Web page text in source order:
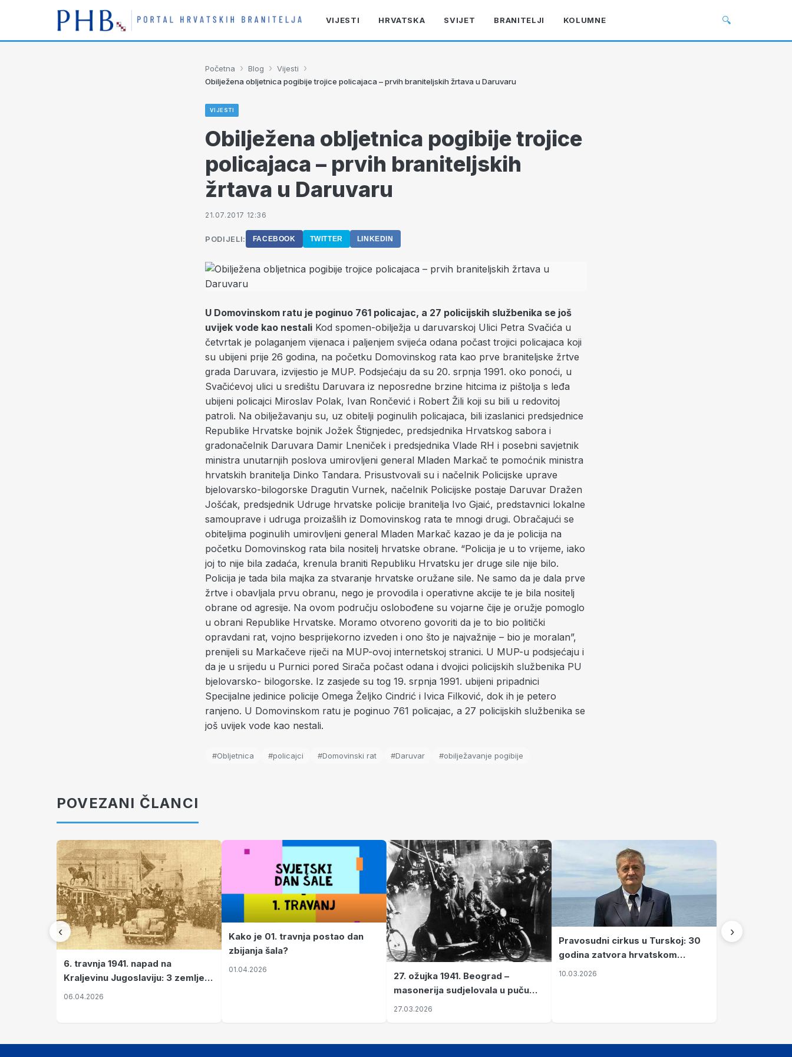
VIJESTI HRVATSKA SVIJET BRANITELJI KOLUMNE 🔍
Početna › Blog › Vijesti ›
Obilježena obljetnica pogibije trojice policajaca – prvih braniteljskih žrtava u Daruvaru
VIJESTI
Obilježena obljetnica pogibije trojice
policajaca – prvih braniteljskih
žrtava u Daruvaru
21.07.2017 12:36
PODIJELI: FACEBOOK TWITTER LINKEDIN
U Domovinskom ratu je poginuo 761 policajac, a 27 policijskih službenika se još
uvijek vode kao nestali Kod spomen-obilježja u daruvarskoj Ulici Petra Svačića u
četvrtak je polaganjem vijenaca i paljenjem svijeća odana počast trojici policajaca koji
su ubijeni prije 26 godina, na početku Domovinskog rata kao prve braniteljske žrtve
grada Daruvara, izvijestio je MUP. Podsjećaju da su 20. srpnja 1991. oko ponoći, u
Svačićevoj ulici u središtu Daruvara iz neposredne brzine hitcima iz pištolja s leđa
ubijeni policajci Miroslav Polak, Ivan Rončević i Robert Žili koji su bili u redovitoj
patroli. Na obilježavanju su, uz obitelji poginulih policajaca, bili izaslanici predsjednice
Republike Hrvatske bojnik Jožek Štignjedec, predsjednika Hrvatskog sabora i
gradonačelnik Daruvara Damir Lneniček i predsjednika Vlade RH i posebni savjetnik
ministra unutarnjih poslova umirovljeni general Mladen Markač te pomoćnik ministra
hrvatskih branitelja Dinko Tandara. Prisustvovali su i načelnik Policijske uprave
bjelovarsko-bilogorske Dragutin Vurnek, načelnik Policijske postaje Daruvar Dražen
Jošćak, predsjednik Udruge hrvatske policije branitelja Ivo Gjaić, predstavnici lokalne
samouprave i udruga proizašlih iz Domovinskog rata te mnogi drugi. Obračajući se
obiteljima poginulih umirovljeni general Mladen Markač kazao je da je policija na
početku Domovinskog rata bila nositelj hrvatske obrane. “Policija je u to vrijeme, iako
joj to nije bila zadaća, krenula braniti Republiku Hrvatsku jer druge sile nije bilo.
Policija je tada bila majka za stvaranje hrvatske oružane sile. Ne samo da je dala prve
žrtve i obavljala prvu obranu, nego je provodila i operativne akcije te je bila nositelj
obrane od agresije. Na ovom području oslobođene su vojarne čije je oružje pomoglo
u obrani Republike Hrvatske. Moramo otvoreno govoriti da je to bio politički
opravdani rat, vojno besprijekorno izveden i ono što je najvažnije – bio je moralan”,
prenijeli su Markačeve riječi na MUP-ovoj internetskoj stranici. U MUP-u podsjećaju i
da je u srijedu u Purnici pored Sirača počast odana i dvojici policijskih službenika PU
bjelovarsko- bilogorske. Iz zasjede su tog 19. srpnja 1991. ubijeni pripadnici
Specijalne jedinice policije Omega Željko Cindrić i Ivica Filković, dok ih je petero
ranjeno. U Domovinskom ratu je poginuo 761 policajac, a 27 policijskih službenika se
još uvijek vode kao nestali.
#Obljetnica #policajci #Domovinski rat #Daruvar #obilježavanje pogibije
POVEZANI ČLANCI
‹
6. travnja 1941. napad na
Kraljevinu Jugoslaviju: 3 zemlje
nastale njenim raspadom
06.04.2026
Kako je 01. travnja postao dan
zbijanja šala?
01.04.2026
27. ožujka 1941. Beograd –
masonerija sudjelovala u puču
koji je Jugoslaviju odveo u krvavi
27.03.2026
Pravosudni cirkus u Turskoj: 30
godina zatvora hrvatskom
kapetanu kojeg su sami pustili
10.03.2026
›